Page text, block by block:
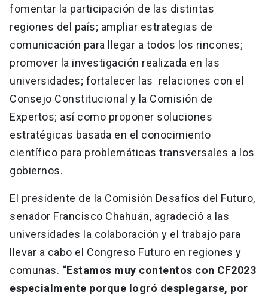
fomentar la participación de las distintas
regiones del país; ampliar estrategias de
comunicación para llegar a todos los rincones;
promover la investigación realizada en las
universidades; fortalecer las relaciones con el
Consejo Constitucional y la Comisión de
Expertos; así como proponer soluciones
estratégicas basada en el conocimiento
científico para problemáticas transversales a los
gobiernos.
El presidente de la Comisión Desafíos del Futuro,
senador Francisco Chahuán, agradeció a las
universidades la colaboración y el trabajo para
llevar a cabo el Congreso Futuro en regiones y
comunas. “Estamos muy contentos con CF2023
especialmente porque logró desplegarse, por